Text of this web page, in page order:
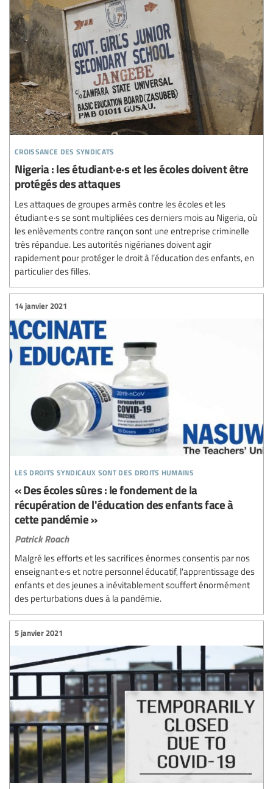
croissance des syndicats
Nigeria : les étudiant·e·s et les écoles doivent être
protégés des attaques
Les attaques de groupes armés contre les écoles et les
étudiant·e·s se sont multipliées ces derniers mois au Nigeria, où
les enlèvements contre rançon sont une entreprise criminelle
très répandue. Les autorités nigérianes doivent agir
rapidement pour protéger le droit à l’éducation des enfants, en
particulier des filles.
les droits syndicaux sont des droits humains
14 janvier 2021
« Des écoles sûres : le fondement de la
récupération de l'éducation des enfants face à
cette pandémie »
Patrick Roach
Malgré les efforts et les sacrifices énormes consentis par nos
enseignant·e·s et notre personnel éducatif, l'apprentissage des
enfants et des jeunes a inévitablement souffert énormément
des perturbations dues à la pandémie.
5 janvier 2021